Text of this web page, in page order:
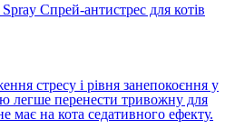
Спрей-антистрес для котів
стресу і рівня занепокоєння у
легше перенести тривожну для
має на кота седативного ефекту.